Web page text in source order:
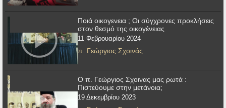
Ποιά οικογενεια ; Οι σύγχρονες προκλήσεις
στον θεσμό της οικογένειας
11 Φεβρουαρίου 2024
π. Γεώργιος Σχοινάς
Ο π. Γεώργιος Σχοινας μας ρωτά :
Πιστεύουμε στην μετάνοια;
19 Δεκεμβρίου 2023